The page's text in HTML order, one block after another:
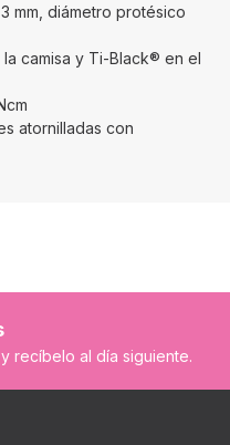
mm, diámetro protésico
camisa y Ti-Black® en el
atornilladas con
recíbelo al día siguiente.